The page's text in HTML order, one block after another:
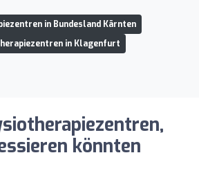
in Bundesland Kärnten
in Klagenfurt
könnten